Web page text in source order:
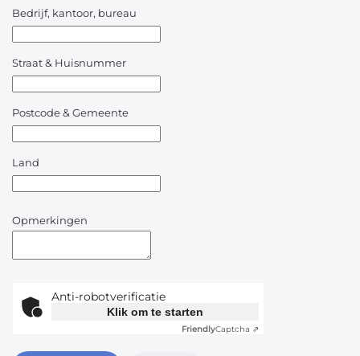
Bedrijf, kantoor, bureau
Straat & Huisnummer
Postcode & Gemeente
Land
Opmerkingen
Anti-robotverificatie
Klik om te starten
FriendlyCaptcha ⇗